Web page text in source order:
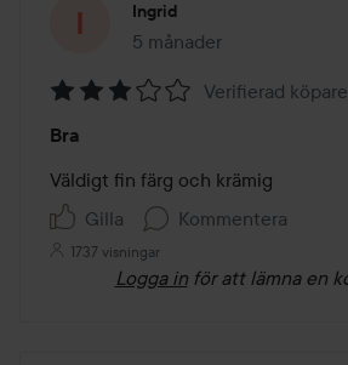
Ingrid
5 månader
Inlägget skapades 5
3
av
5
Verifierad köpare
Bra
Väldigt fin färg och krämig
Gilla
Kommentera
1737 visningar
Logga in för att lämna en